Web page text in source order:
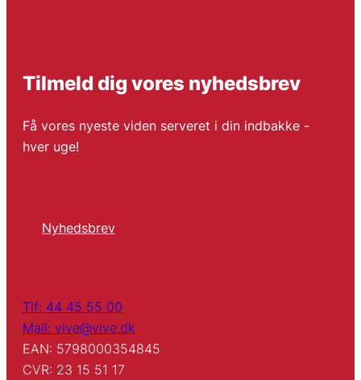
Tilmeld dig vores nyhedsbrev
Få vores nyeste viden serveret i din indbakke -
hver uge!
Nyhedsbrev
Tlf: 44 45 55 00
Mail: vive@vive.dk
EAN: 5798000354845
CVR: 23 15 51 17